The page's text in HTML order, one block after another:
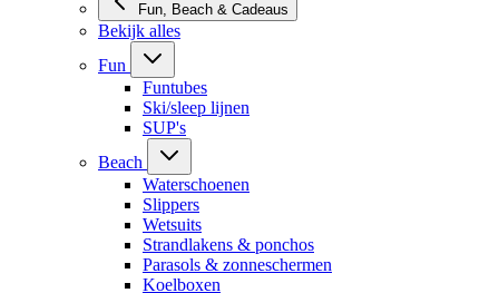
Fun, Beach & Cadeaus
Bekijk alles
Fun
Funtubes
Ski/sleep lijnen
SUP's
Beach
Waterschoenen
Slippers
Wetsuits
Strandlakens & ponchos
Parasols & zonneschermen
Koelboxen